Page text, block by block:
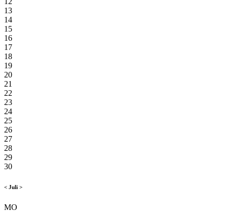
13
14
15
16
17
18
19
20
21
22
23
24
25
26
27
28
29
30
< Juli >
MO